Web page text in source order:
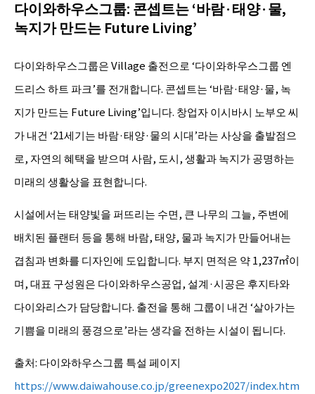
다이와하우스그룹: 콘셉트는 ‘바람·태양·물,
녹지가 만드는 Future Living’
다이와하우스그룹은 Village 출전으로 ‘다이와하우스그룹 엔
드리스 하트 파크’를 전개합니다. 콘셉트는 ‘바람·태양·물, 녹
지가 만드는 Future Living’입니다. 창업자 이시바시 노부오 씨
가 내건 ‘21세기는 바람·태양·물의 시대’라는 사상을 출발점으
로, 자연의 혜택을 받으며 사람, 도시, 생활과 녹지가 공명하는
미래의 생활상을 표현합니다.
시설에서는 태양빛을 퍼뜨리는 수면, 큰 나무의 그늘, 주변에
배치된 플랜터 등을 통해 바람, 태양, 물과 녹지가 만들어내는
겹침과 변화를 디자인에 도입합니다. 부지 면적은 약 1,237㎡이
며, 대표 구성원은 다이와하우스공업, 설계·시공은 후지타와
다이와리스가 담당합니다. 출전을 통해 그룹이 내건 ‘살아가는
기쁨을 미래의 풍경으로’라는 생각을 전하는 시설이 됩니다.
출처: 다이와하우스그룹 특설 페이지
https://www.daiwahouse.co.jp/greenexpo2027/index.htm